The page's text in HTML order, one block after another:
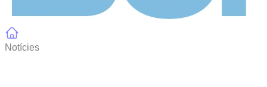
Notícies